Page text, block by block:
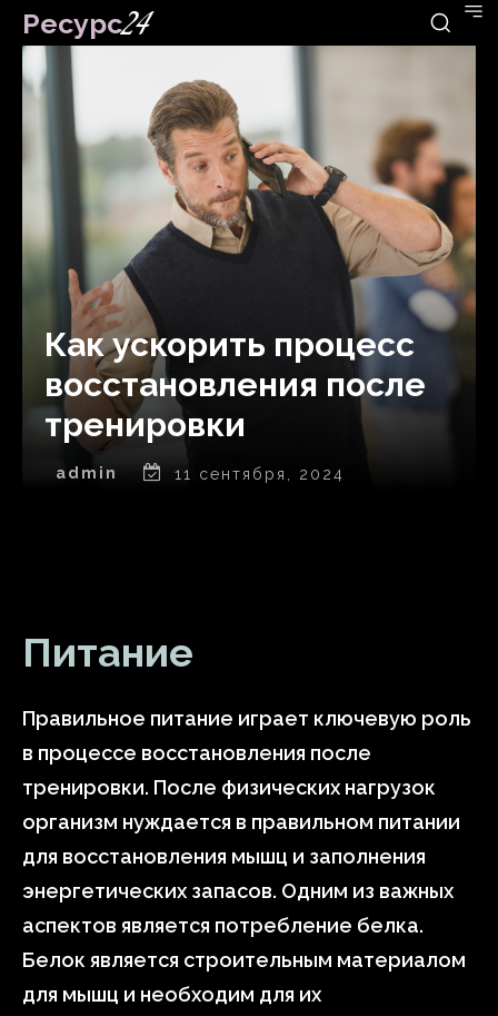
Ресурс24
Как ускорить процесс
восстановления после
тренировки
admin 11 сентября, 2024
Питание
Правильное питание играет ключевую роль
в процессе восстановления после
тренировки. После физических нагрузок
организм нуждается в правильном питании
для восстановления мышц и заполнения
энергетических запасов. Одним из важных
аспектов является потребление белка.
Белок является строительным материалом
для мышц и необходим для их